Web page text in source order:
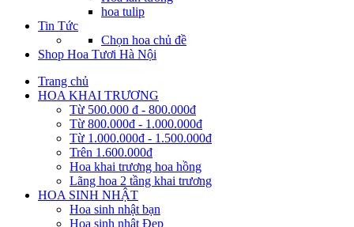
hoa tulip
Tin Tức
Chọn hoa chủ đề
Shop Hoa Tươi Hà Nội
Trang chủ
HOA KHAI TRƯƠNG
Từ 500.000 đ - 800.000đ
Từ 800.000đ - 1.000.000đ
Từ 1.000.000đ - 1.500.000đ
Trên 1.600.000đ
Hoa khai trương hoa hồng
Lãng hoa 2 tầng khai trương
HOA SINH NHẬT
Hoa sinh nhật bạn
Hoa sinh nhật Đẹp